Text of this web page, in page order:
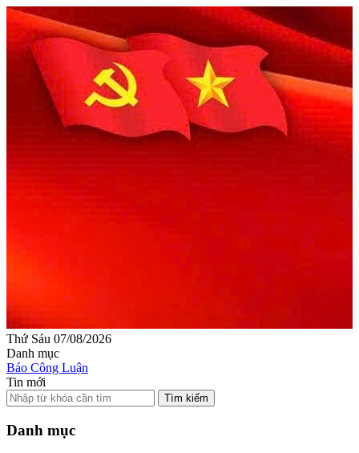
Thứ Sáu 07/08/2026
Danh mục
Báo Công Luận
Tin mới
Tìm kiếm
Danh mục